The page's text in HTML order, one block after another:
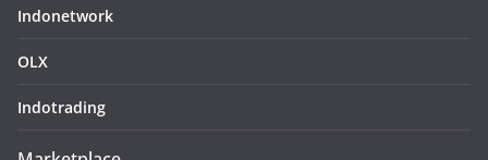
Indonetwork
OLX
Indotrading